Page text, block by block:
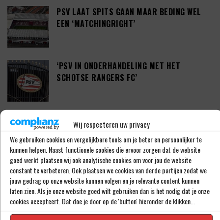
Wij respecteren uw privacy
We gebruiken cookies en vergelijkbare tools om je beter en persoonlijker te
kunnen helpen. Naast functionele cookies die ervoor zorgen dat de website
goed werkt plaatsen wij ook analytische cookies om voor jou de website
constant te verbeteren. Ook plaatsen we cookies van derde partijen zodat we
jouw gedrag op onze website kunnen volgen en je relevante content kunnen
laten zien. Als je onze website goed wilt gebruiken dan is het nodig dat je onze
cookies accepteert. Dat doe je door op de 'button' hieronder de klikken...
PSV LAAT SPITS GAAN MAAR BEDING WEL
EEN ‘MATCHINGRIGHT’
‘PSV IN ONDERHANDELING MET HET
SCHOTSE RANGERS FC’
‘PSV WIL ZICH GAAN VERSTERKEN MET 29-
JARIGE ADAMA CAMARA’
JOEL DROMMEL (29) TEKENT VOOR VIER
JAAR BIJ FC TWENTE